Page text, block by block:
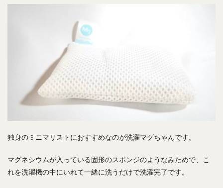
独身のミニマリストにおすすめなのが洗濯マグちゃんです。
マグネシウムが入っている固形のスポンジのようなみためで、こ
れを洗濯機の中にいれて一緒に洗うだけで洗濯完了です。